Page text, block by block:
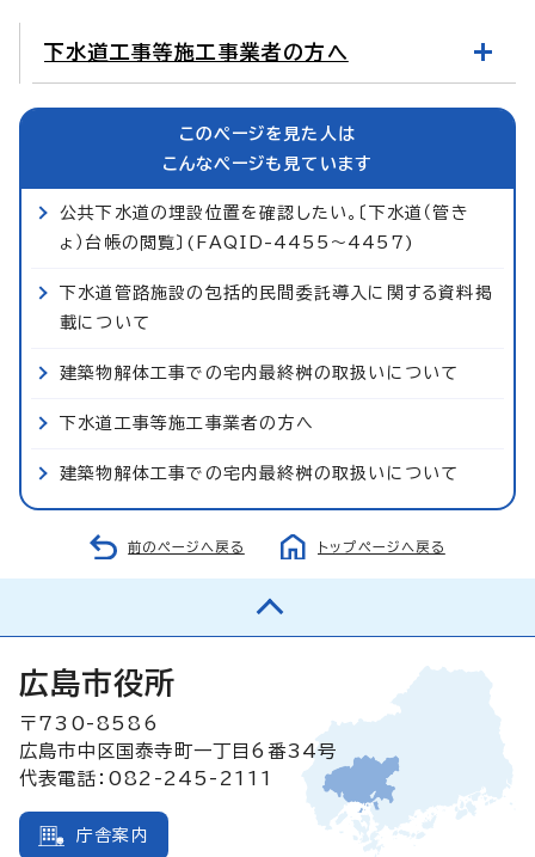
下水道工事等施工事業者の方へ
このページを見た人は
こんなページも見ています
公共下水道の埋設位置を確認したい。〔下水道（管き
ょ）台帳の閲覧〕(FAQID-4455～4457)
下水道管路施設の包括的民間委託導入に関する資料掲
載について
建築物解体工事での宅内最終桝の取扱いについて
下水道工事等施工事業者の方へ
建築物解体工事での宅内最終桝の取扱いについて
前のページへ戻る トップページへ戻る
広島市役所
〒730-8586
広島市中区国泰寺町一丁目6番34号
代表電話：082-245-2111
庁舎案内